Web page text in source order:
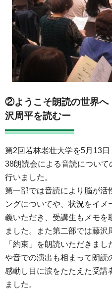
②ようこそ朗読の世界
沢周平を読むー
第2回若林老壮大学を5月13日
38朗読会による音読につい
行いました。
第一部では音読により脳が活
ングについてや、状況をイ
義いただき、受講生もメモを
ました。また第二部では藤沢
「約束」を朗読いただきま
や音での演出も相まって朗読
感動し目に涙をたたえた受講
ました。